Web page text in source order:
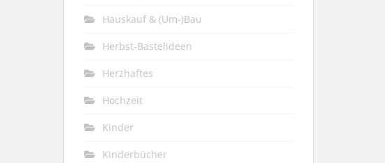
Hauskauf & (Um-)Bau
Herbst-Bastelideen
Herzhaftes
Hochzeit
Kinder
Kinderbücher